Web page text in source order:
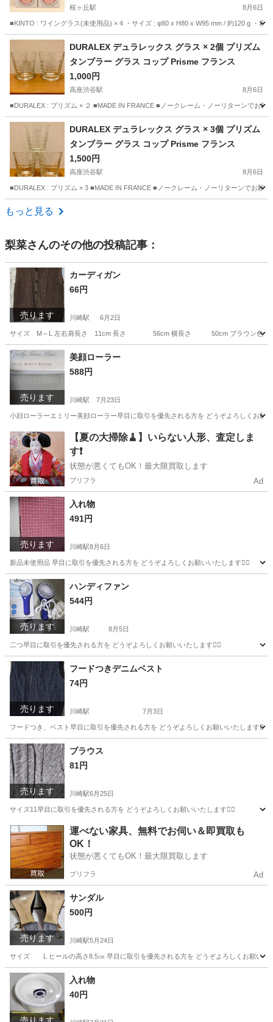
桜ヶ丘駅 8月6日
■KINTO : ワイングラス(未使用品) × 4 ・サイズ : φ80 x H80 x W95 mm / 約120 g ・容
神奈川 大和市 食器 ウォール
DURALEX デュラレックス グラス × 2個 プリズム
タンブラー グラス コップ Prisme フランス
1,000円
高座渋谷駅 8月6日
■DURALEX : プリズム × ２ ■MADE IN FRANCE ■ノークレーム・ノーリターンでお
神奈川 大和市 食器 DURALEX
DURALEX デュラレックス グラス × 3個 プリズム
タンブラー グラス コップ Prisme フランス
1,500円
高座渋谷駅 8月6日
■DURALEX : プリズム × 3 ■MADE IN FRANCE ■ノークレーム・ノーリターンでお願
神奈川 大和市
もっと見る
梨菜さんのその他の投稿記事：
売ります
カーディガン
66円
川崎駅 6月2日
サイズ M～L 左右肩長さ 11cm 長さ 56cm 横長さ 50cm ブラウン色早目に取
神奈川 川崎市 川崎駅
売ります
美顔ローラー
588円
川崎駅 7月23日
小顔ローラーエミリー美顔ローラー早目に取引を優先される方を どうぞよろしくお願
神奈川 川崎駅 フェイスケア
【夏の大掃除🧹】いらない人形、査定しま
す❗️
状態が悪くてもOK！最大限買取します
プリフラ Ad
売ります
入れ物
491円
川崎駅8月6日
新品未使用品 早目に取引を優先される方を どうぞよろしくお願いいたします🙇‍♂️
神奈川 川崎市 川崎駅
売ります
ハンディファン
544円
川崎駅 8月5日
二つ早目に取引を優先される方を どうぞよろしくお願いいたします🙇‍♂️
神奈川 川崎市 川崎駅 季節、空調家電
売ります
フードつきデニムベスト
74円
川崎駅 7月3日
フードつき、ベスト早目に取引を優先される方を どうぞよろしくお願いいたします🙇‍♂️
神奈川 川崎市 川崎駅
売ります
ブラウス
81円
川崎駅6月25日
サイズ11早目に取引を優先される方を どうぞよろしくお願いいたします🙇‍♂️
神奈川 川崎市 川崎駅 ブラウス
運べない家具、無料でお伺い＆即買取も
OK！
状態が悪くてもOK！最大限買取します
プリフラ Ad
売ります
サンダル
500円
川崎駅5月24日
サイズ L ヒールの高さ8.5㎝ 早目に取引を優先される方を どうぞよろしくお願いい
神奈川 川崎市 川崎駅
入れ物
40円